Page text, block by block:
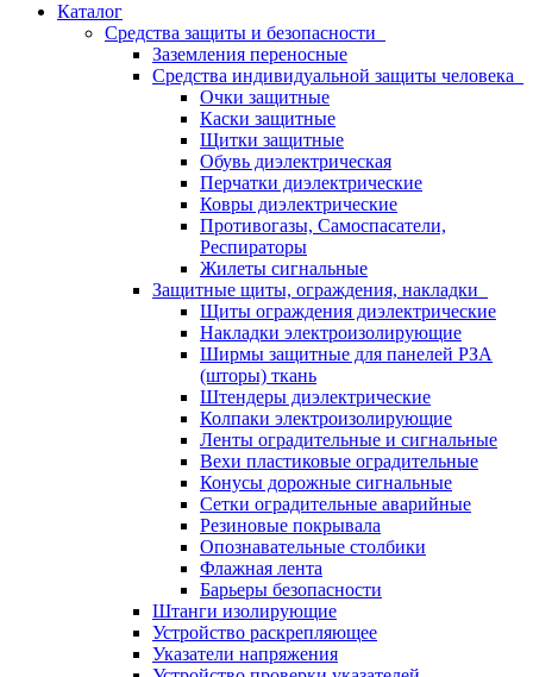
Каталог
Средства защиты и безопасности
Заземления переносные
Средства индивидуальной защиты человека
Очки защитные
Каски защитные
Щитки защитные
Обувь диэлектрическая
Перчатки диэлектрические
Ковры диэлектрические
Противогазы, Самоспасатели,
Респираторы
Жилеты сигнальные
Защитные щиты, ограждения, накладки
Щиты ограждения диэлектрические
Накладки электроизолирующие
Ширмы защитные для панелей РЗА
(шторы) ткань
Штендеры диэлектрические
Колпаки электроизолирующие
Ленты оградительные и сигнальные
Вехи пластиковые оградительные
Конусы дорожные сигнальные
Сетки оградительные аварийные
Резиновые покрывала
Опознавательные столбики
Флажная лента
Барьеры безопасности
Штанги изолирующие
Устройство раскрепляющее
Указатели напряжения